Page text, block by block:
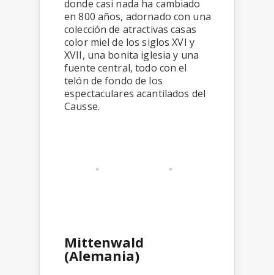
donde casi nada ha cambiado
en 800 años, adornado con una
colección de atractivas casas
color miel de los siglos XVI y
XVII, una bonita iglesia y una
fuente central, todo con el
telón de fondo de los
espectaculares acantilados del
Causse.
Mittenwald
(Alemania)